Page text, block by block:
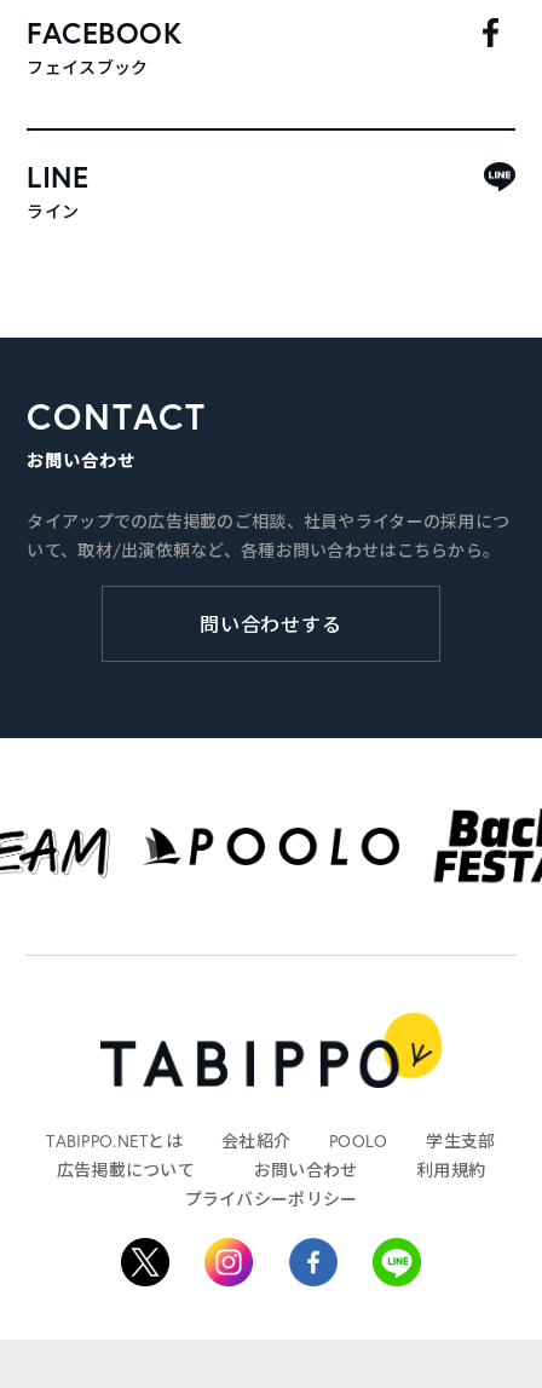
FACEBOOK
フェイスブック
LINE
ライン
CONTACT
お問い合わせ
タイアップでの広告掲載のご相談、社員やライターの採用につ
いて、取材/出演依頼など、各種お問い合わせはこちらから。
問い合わせする
TABIPPO.NETとは 会社紹介 POOLO
学生支部
広告掲載について
お問い合わせ
利用規約
プライバシーポリシー